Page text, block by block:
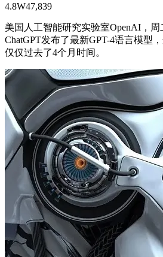
4.8W47,839
美国人工智能研究实验室OpenAI，
ChatGPT发布了最新GPT-4语言模型
仅仅过去了4个月时间。